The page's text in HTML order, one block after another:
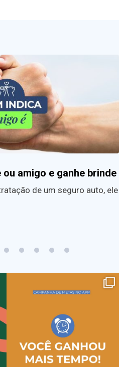
amigo e ganhe brinde
de um seguro auto, ele